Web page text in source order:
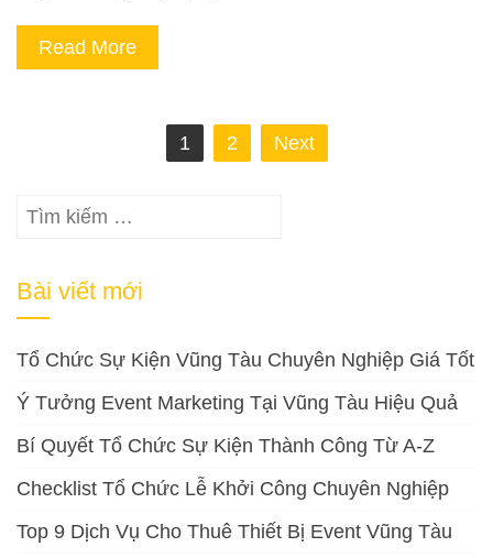
Read More
bài
1 2 Next
Tìm
Bài viết mới
Tổ Chức Sự Kiện Vũng Tàu Chuyên Nghiệp Giá Tốt
Ý Tưởng Event Marketing Tại Vũng Tàu Hiệu Quả
Bí Quyết Tổ Chức Sự Kiện Thành Công Từ A-Z
Checklist Tổ Chức Lễ Khởi Công Chuyên Nghiệp
Top 9 Dịch Vụ Cho Thuê Thiết Bị Event Vũng Tàu